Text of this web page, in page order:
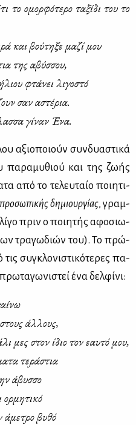
τα­ξί­δι του το
και βού­τη­ξε μα­ζί μου
της αβύσ­σου,
φτά­νει λι­γο­στό
σαν αστέ­ρια.
γί­ναν Ένα.
αξιο­ποιούν συν­δυα­στι­κά
πα­ρα­μυ­θιού και της ζω­ής
από το τε­λευ­ταίο ποι­η­τι­
δη­μιουρ­γί­ας, γραμ­
πριν ο ποι­η­τής αφο­σιω­
τρα­γω­διών του). Το πρώ­
συ­γκλο­νι­στι­κό­τε­ρες πα­
ένα δελ­φί­νι:
άλ­λους,
μες στον ίδιο τον εαυ­τό μου,
τε­ρά­στια
άβυσ­σο
ορ­μη­τι­κό
άμε­τρο βυ­θό